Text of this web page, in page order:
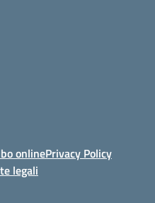
onlinePrivacy Policy
legali